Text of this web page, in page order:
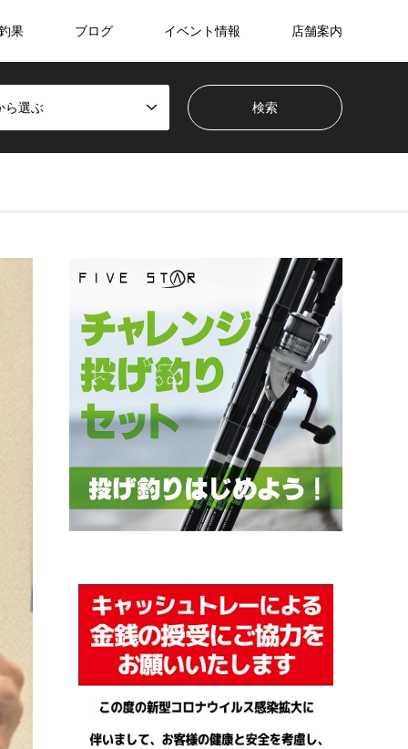
果 ブログ イベント情報 店舗案内
ら選ぶ